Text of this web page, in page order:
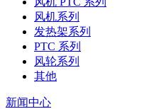
风机系列
发热架系列
PTC 系列
风轮系列
其他
新闻中心